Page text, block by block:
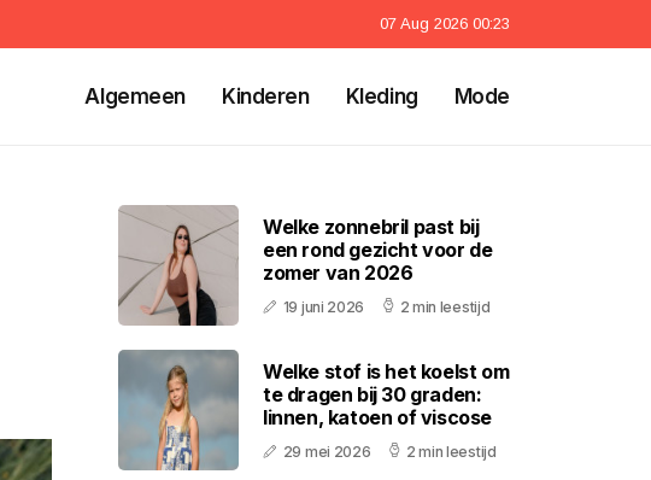
07 Aug 2026 00:23
Algemeen Kinderen Kleding Mode
Welke zonnebril past bij
een rond gezicht voor de
zomer van 2026
19 juni 2026 2 min leestijd
Welke stof is het koelst om
te dragen bij 30 graden:
linnen, katoen of viscose
29 mei 2026 2 min leestijd